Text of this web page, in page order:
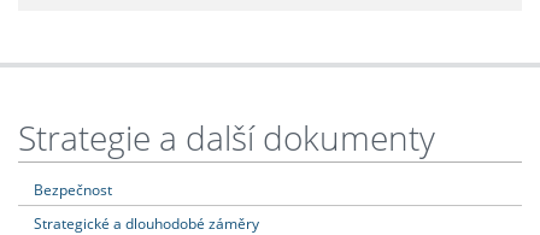
Strategie a další dokumenty
Bezpečnost
Strategické a dlouhodobé záměry